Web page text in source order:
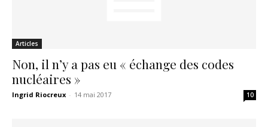
Articles
Non, il n’y a pas eu « échange des codes
nucléaires »
Ingrid Riocreux - 14 mai 2017 10